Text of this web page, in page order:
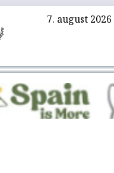
7. august 2026